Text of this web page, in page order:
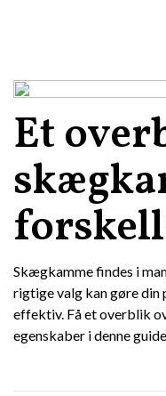
Et
Skægkamme findes i
rigtige valg kan gøre din
effektiv. Få et overblik
egenskaber i denne